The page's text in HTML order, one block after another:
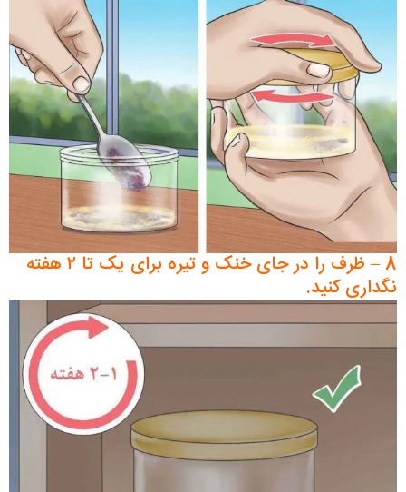
8 – ظرف را در جای خنک و تیره برای یک تا ۲ هفته
نگداری کنید.